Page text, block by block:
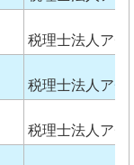
税理士法人アチ
税理士法人アチ
税理士法人アチ